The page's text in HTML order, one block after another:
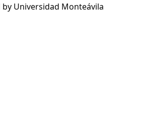
by Universidad Monteávila